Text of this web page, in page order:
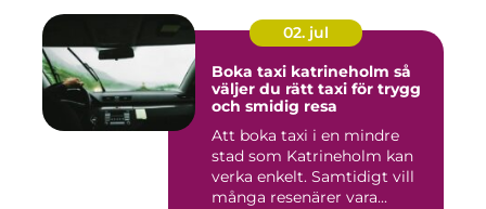
02. jul
Boka taxi katrineholm så
väljer du rätt taxi för trygg
och smidig resa
Att boka taxi i en mindre
stad som Katrineholm kan
verka enkelt. Samtidigt vill
många resenärer vara...